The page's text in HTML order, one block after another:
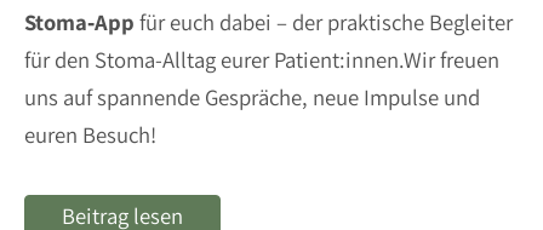
Stoma‑App für euch dabei – der praktische Begleiter
für den Stoma-Alltag eurer Patient:innen.Wir freuen
uns auf spannende Gespräche, neue Impulse und
euren Besuch!
Beitrag lesen